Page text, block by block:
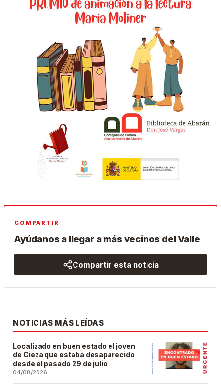
COMPARTIR
Ayúdanos a llegar a más vecinos del Valle
Compartir esta noticia
NOTICIAS MÁS LEÍDAS
Localizado en buen estado el joven
de Cieza que estaba desaparecido
desde el pasado 29 de julio
04/08/2026